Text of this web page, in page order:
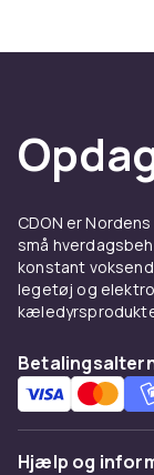
CDON er
små
konstant
legetøj og
Hjælp og